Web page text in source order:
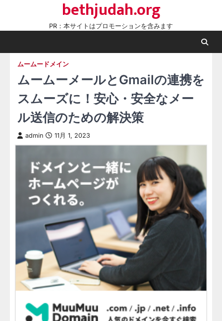
content
bethjudah.org
PR：本サイトはプロモーションを含みます
ムームードメイン
ムームーメールとGmailの連携を
スムーズに！安心・安全なメー
ル送信のための解決策
admin 11月 1, 2023